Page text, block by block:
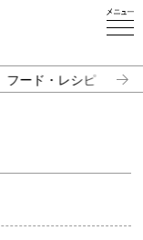
フード・レシピ